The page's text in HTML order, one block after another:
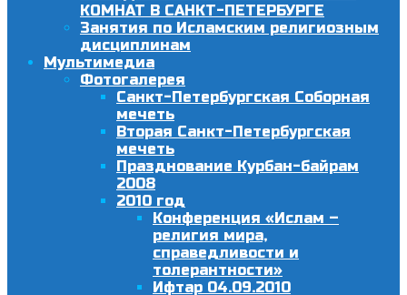
КОМНАТ В САНКТ-ПЕТЕРБУРГЕ
Занятия по Исламским религиозным
дисциплинам
Мультимедиа
Фотогалерея
Санкт-Петербургская Соборная
мечеть
Вторая Санкт-Петербургская
мечеть
Празднование Курбан-байрам
2008
2010 год
Конференция «Ислам –
религия мира,
справедливости и
толерантности»
Ифтар 04.09.2010